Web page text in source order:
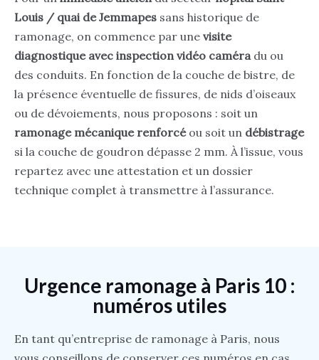
Louis / quai de Jemmapes sans historique de
ramonage, on commence par une visite
diagnostique avec inspection vidéo caméradu ou
des conduits. En fonction de la couche de bistre, de
la présence éventuelle de fissures, de nids d’oiseaux
ou de dévoiements, nous proposons : soit un
ramonage mécanique renforcéou soit un débistrage
si la couche de goudron dépasse 2 mm. À l’issue, vous
repartez avec une attestation et un dossier
technique complet à transmettre à l’assurance.
Urgence ramonage à Paris 10 :
numéros utiles
En tant qu’entreprise de ramonage à Paris, nous